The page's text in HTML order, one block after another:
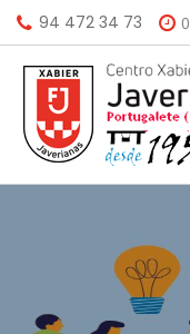
94 472 34 73